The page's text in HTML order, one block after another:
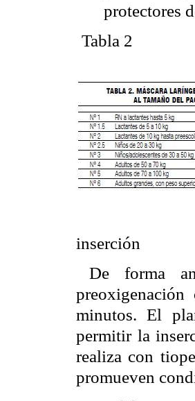
protectores
Tabla 2
inserción
De forma
minutos. El
permitir la
realiza con
promueven